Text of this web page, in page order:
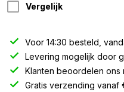
aantal
Vergelijk
Voor 14:30 besteld,
Levering mogelijk door
Klanten beoordelen ons
Gratis verzending vanaf